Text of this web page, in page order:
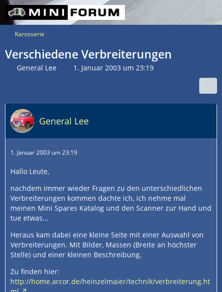
Karosserie
Verschiedene Verbreiterungen
General Lee 1. Januar 2003 um 23:19
General Lee
1. Januar 2003 um 23:19
Hallo Leute,
nachdem immer wieder Fragen zu den unterschiedlichen
Verbreiterungen kommen dachte ich, ich nehme mal
meinen Mini Spares Katalog und den Scanner zur Hand und
tue etwas...
Heraus kam dabei eine kleine Seite mit einer Auswahl von
Verbreiterungen. Mit Bilder, Massen (Breite an höchster
Stelle) und einer kleinen Beschreibung.
Zu finden hier:
http://home.arcor.de/heinzelmaier/technik/verbreiterung.ht